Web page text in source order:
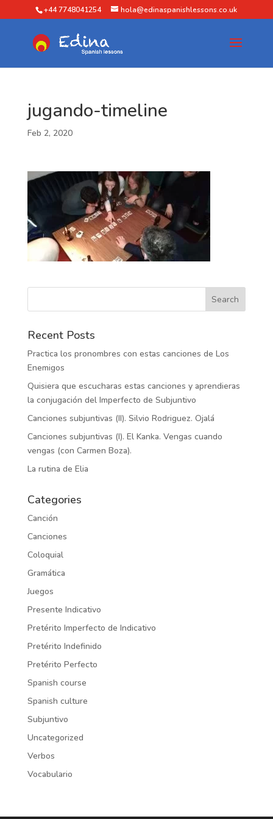
+44 7748041254 hola@edinaspanishlessons.co.uk
jugando-timeline
Feb 2, 2020
Recent Posts
Practica los pronombres con estas canciones de Los
Enemigos
Quisiera que escucharas estas canciones y aprendieras
la conjugación del Imperfecto de Subjuntivo
Canciones subjuntivas (II). Silvio Rodriguez. Ojalá
Canciones subjuntivas (I). El Kanka. Vengas cuando
vengas (con Carmen Boza).
La rutina de Elia
Categories
Canción
Canciones
Coloquial
Gramática
Juegos
Presente Indicativo
Pretérito Imperfecto de Indicativo
Pretérito Indefinido
Pretérito Perfecto
Spanish course
Spanish culture
Subjuntivo
Uncategorized
Verbos
Vocabulario